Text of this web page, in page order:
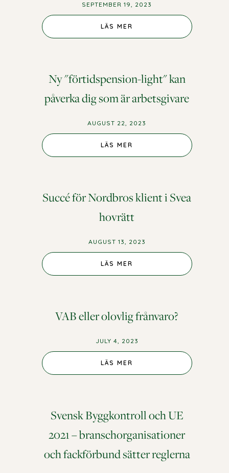
SEPTEMBER 19, 2023
LÄS MER
Ny "förtidspension-light" kan
påverka dig som är arbetsgivare
AUGUST 22, 2023
LÄS MER
Succé för Nordbros klient i Svea
hovrätt
AUGUST 13, 2023
LÄS MER
VAB eller olovlig frånvaro?
JULY 4, 2023
LÄS MER
Svensk Byggkontroll och UE
2021 – branschorganisationer
och fackförbund sätter reglerna